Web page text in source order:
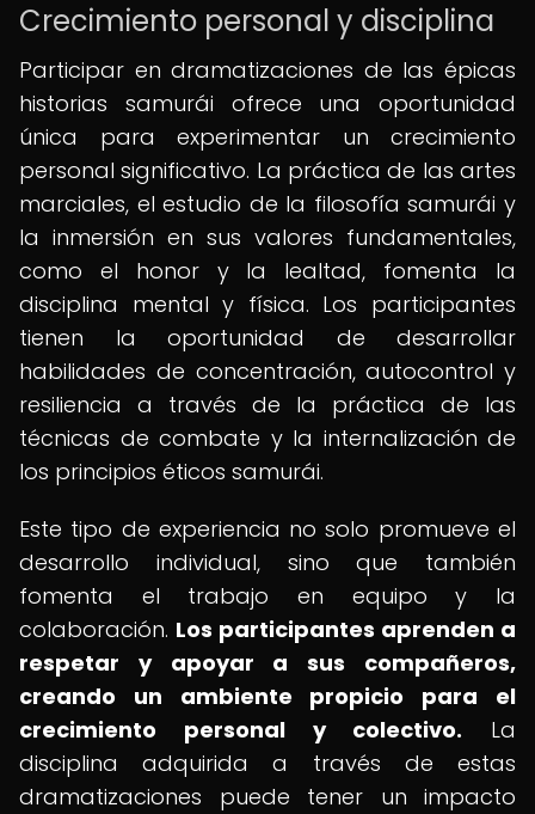
Crecimiento personal y disciplina
Participar en dramatizaciones de las épicas
historias samurái ofrece una oportunidad
única para experimentar un crecimiento
personal significativo. La práctica de las artes
marciales, el estudio de la filosofía samurái y
la inmersión en sus valores fundamentales,
como el honor y la lealtad, fomenta la
disciplina mental y física. Los participantes
tienen la oportunidad de desarrollar
habilidades de concentración, autocontrol y
resiliencia a través de la práctica de las
técnicas de combate y la internalización de
los principios éticos samurái.
Este tipo de experiencia no solo promueve el
desarrollo individual, sino que también
fomenta el trabajo en equipo y la
colaboración. Los participantes aprenden a
respetar y apoyar a sus compañeros,
creando un ambiente propicio para el
crecimiento personal y colectivo. La
disciplina adquirida a través de estas
dramatizaciones puede tener un impacto